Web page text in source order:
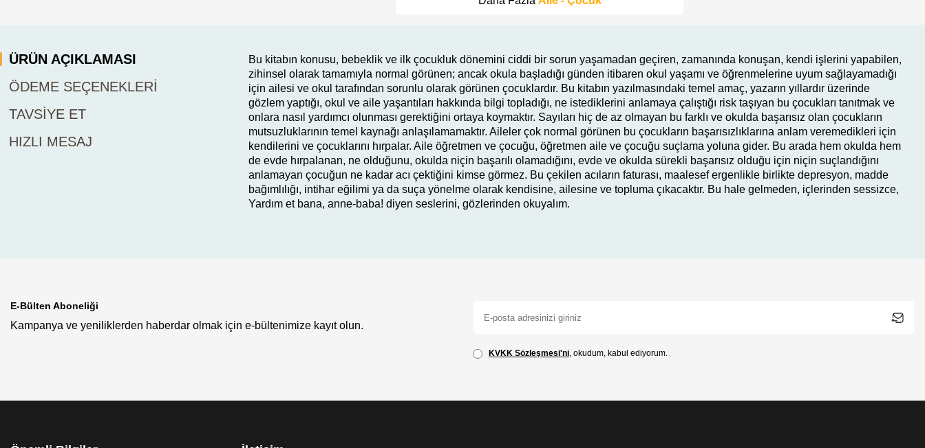
ÜRÜN AÇIKLAMASI
ÖDEME SEÇENEKLERI
TAVSIYE ET
HIZLI MESAJ
Bu kitabın konusu, bebeklik ve ilk çocukluk dönemini ciddi bir sorun yaşamadan geçiren, zamanında konuşan, kendi işlerini yapabilen,
zihinsel olarak tamamıyla normal görünen; ancak okula başladığı günden itibaren okul yaşamı ve öğrenmelerine uyum sağlayamadığı
için ailesi ve okul tarafından sorunlu olarak görünen çocuklardır. Bu kitabın yazılmasındaki temel amaç, yazarın yıllardır üzerinde
gözlem yaptığı, okul ve aile yaşantıları hakkında bilgi topladığı, ne istediklerini anlamaya çalıştığı risk taşıyan bu çocukları tanıtmak ve
onlara nasıl yardımcı olunması gerektiğini ortaya koymaktır. Sayıları hiç de az olmayan bu farklı ve okulda başarısız olan çocukların
mutsuzluklarının temel kaynağı anlaşılamamaktır. Aileler çok normal görünen bu çocukların başarısızlıklarına anlam veremedikleri için
kendilerini ve çocuklarını hırpalar. Aile öğretmen ve çocuğu, öğretmen aile ve çocuğu suçlama yoluna gider. Bu arada hem okulda hem
de evde hırpalanan, ne olduğunu, okulda niçin başarılı olamadığını, evde ve okulda sürekli başarısız olduğu için niçin suçlandığını
anlamayan çocuğun ne kadar acı çektiğini kimse görmez. Bu çekilen acıların faturası, maalesef ergenlikle birlikte depresyon, madde
bağımlılığı, intihar eğilimi ya da suça yönelme olarak kendisine, ailesine ve topluma çıkacaktır. Bu hale gelmeden, içlerinden sessizce,
Yardım et bana, anne-baba! diyen seslerini, gözlerinden okuyalım.
E-Bülten Aboneliği
Kampanya ve yeniliklerden haberdar olmak için e-bültenimize kayıt olun.
KVKK Sözleşmesi'ni, okudum, kabul ediyorum.